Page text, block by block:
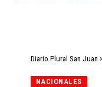
Diario Plural San Juan
NACIONALES